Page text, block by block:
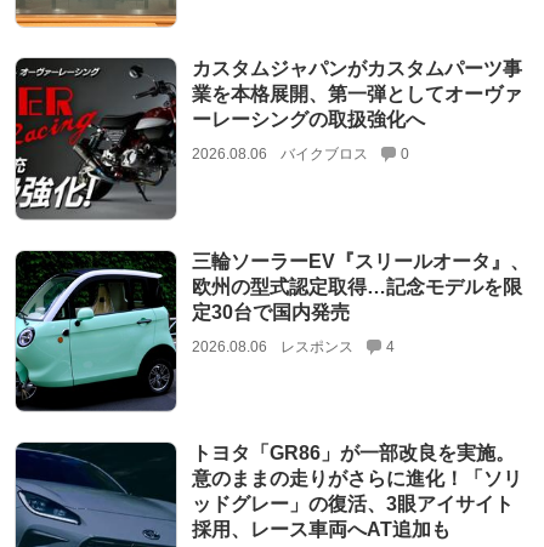
カスタムジャパンがカスタムパーツ事
業を本格展開、第一弾としてオーヴァ
ーレーシングの取扱強化へ
2026.08.06 バイクブロス 0
三輪ソーラーEV『スリールオータ』、
欧州の型式認定取得…記念モデルを限
定30台で国内発売
2026.08.06 レスポンス 4
トヨタ「GR86」が一部改良を実施。
意のままの走りがさらに進化！「ソリ
ッドグレー」の復活、3眼アイサイト
採用、レース車両へAT追加も